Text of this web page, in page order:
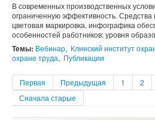
В современных производственных
ограниченную эффективность.
цветовая маркировка, инфографика
особенностей работников: уровня
Темы: Вебинар, Клинский институт
охране труда, Публикации
Первая Предыдущая 1 2
Сначала старые